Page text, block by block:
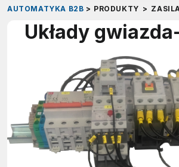
AUTOMATYKA B2B > PRODUKTY >
Układy